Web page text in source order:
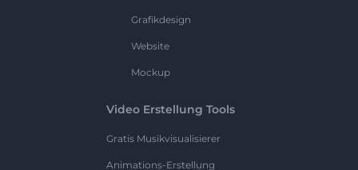
Grafikdesign
Website
Mockup
Video Erstellung Tools
Gratis Musikvisualisierer
Animations-Erstellung